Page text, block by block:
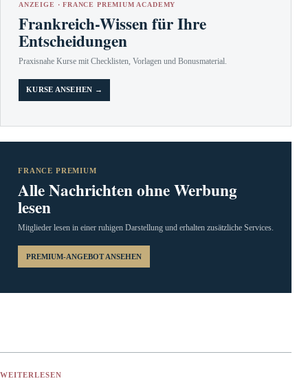
ANZEIGE · FRANCE PREMIUM ACADEMY
Frankreich-Wissen für Ihre
Entscheidungen
Praxisnahe Kurse mit Checklisten, Vorlagen und Bonusmaterial.
KURSE ANSEHEN →
FRANCE PREMIUM
Alle Nachrichten ohne Werbung
lesen
Mitglieder lesen in einer ruhigen Darstellung und erhalten zusätzliche Services.
PREMIUM-ANGEBOT ANSEHEN
WEITERLESEN